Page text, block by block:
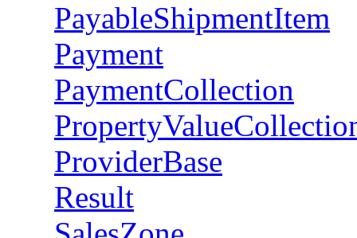
PayableShipmentItem
Payment
PaymentCollection
ProviderBase
Result